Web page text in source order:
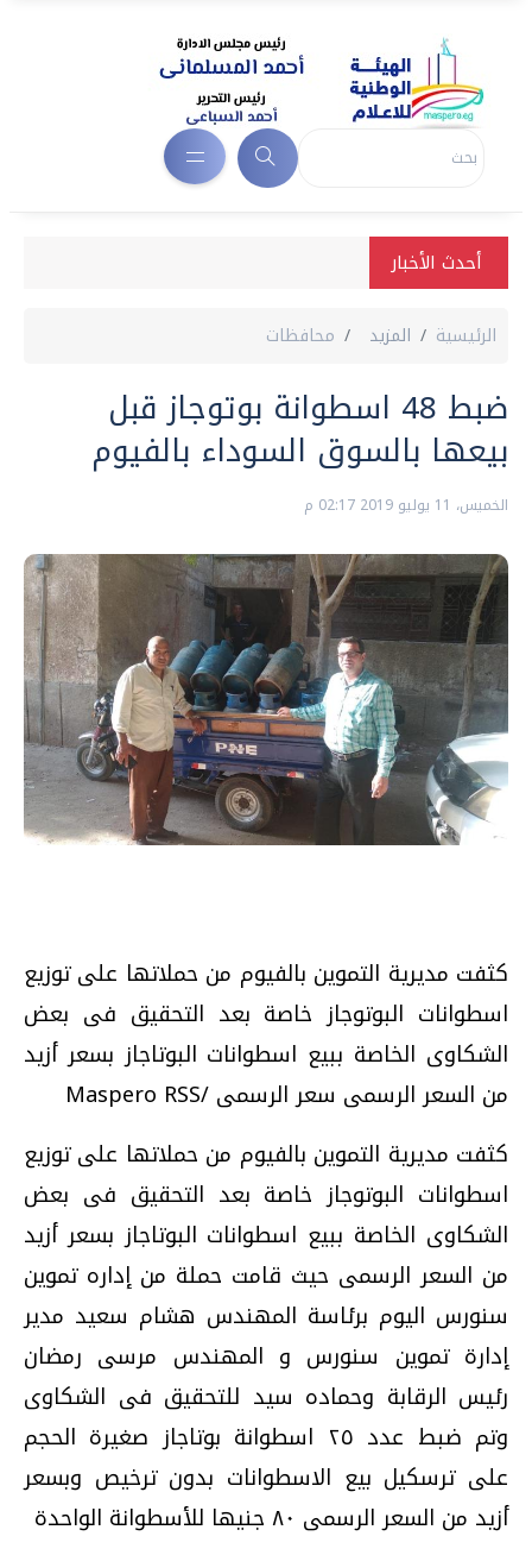
أحدث الأخبار
الرئيسية المزيد محافظات
ضبط 48 اسطوانة بوتوجاز قبل
بيعها بالسوق السوداء بالفيوم
الخميس، 11 يوليو 2019 02:17 م
كثفت مديرية التموين بالفيوم من حملاتها على توزيع
اسطوانات البوتوجاز خاصة بعد التحقيق فى بعض
الشكاوى الخاصة ببيع اسطوانات البوتاجاز بسعر أزيد
من السعر الرسمى سعر الرسمى /Maspero RSS
كثفت مديرية التموين بالفيوم من حملاتها على توزيع
اسطوانات البوتوجاز خاصة بعد التحقيق فى بعض
الشكاوى الخاصة ببيع اسطوانات البوتاجاز بسعر أزيد
من السعر الرسمى حيث قامت حملة من إداره تموين
سنورس اليوم برئاسة المهندس هشام سعيد مدير
إدارة تموين سنورس و المهندس مرسى رمضان
رئيس الرقابة وحماده سيد للتحقيق فى الشكاوى
وتم ضبط عدد ٢٥ اسطوانة بوتاجاز صغيرة الحجم
على ترسكيل بيع الاسطوانات بدون ترخيص وبسعر
أزيد من السعر الرسمى ٨٠ جنيها للأسطوانة الواحدة